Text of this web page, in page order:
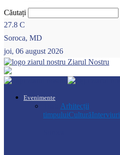
Căutați
27.8 C
Soroca, MD
joi, 06 august 2026
Ziarul Nostru
Evenimente
Arhitecții
timpuluiCulturăInterviuri